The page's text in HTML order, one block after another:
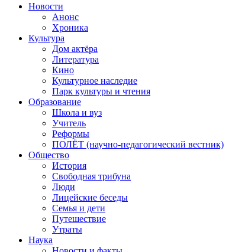
Новости
Анонс
Хроника
Культура
Дом актёра
Литература
Кино
Культурное наследие
Парк культуры и чтения
Образование
Школа и вуз
Учитель
Реформы
ПОЛЁТ (научно-педагогический вестник)
Общество
История
Свободная трибуна
Люди
Лицейские беседы
Семья и дети
Путешествие
Утраты
Наука